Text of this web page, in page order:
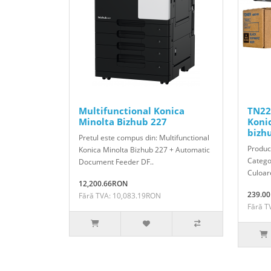
Multifunctional Konica
Minolta Bizhub 227
Pretul este compus din: Multifunctional
Konica Minolta Bizhub 227 + Automatic
Document Feeder DF..
12,200.66RON
Fără TVA: 10,083.19RON
Fără